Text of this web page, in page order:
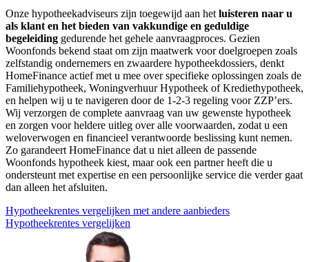
Onze hypotheekadviseurs zijn toegewijd aan het luisteren naar u
als klant en het bieden van vakkundige en geduldige
begeleiding gedurende het gehele aanvraagproces. Gezien
Woonfonds bekend staat om zijn maatwerk voor doelgroepen zoals
zelfstandig ondernemers en zwaardere hypotheekdossiers, denkt
HomeFinance actief met u mee over specifieke oplossingen zoals de
Familiehypotheek, Woningverhuur Hypotheek of Krediethypotheek,
en helpen wij u te navigeren door de 1-2-3 regeling voor ZZP’ers.
Wij verzorgen de complete aanvraag van uw gewenste hypotheek
en zorgen voor heldere uitleg over alle voorwaarden, zodat u een
weloverwogen en financieel verantwoorde beslissing kunt nemen.
Zo garandeert HomeFinance dat u niet alleen de passende
Woonfonds hypotheek kiest, maar ook een partner heeft die u
ondersteunt met expertise en een persoonlijke service die verder gaat
dan alleen het afsluiten.
Hypotheekrentes vergelijken met andere aanbieders
Hypotheekrentes vergelijken